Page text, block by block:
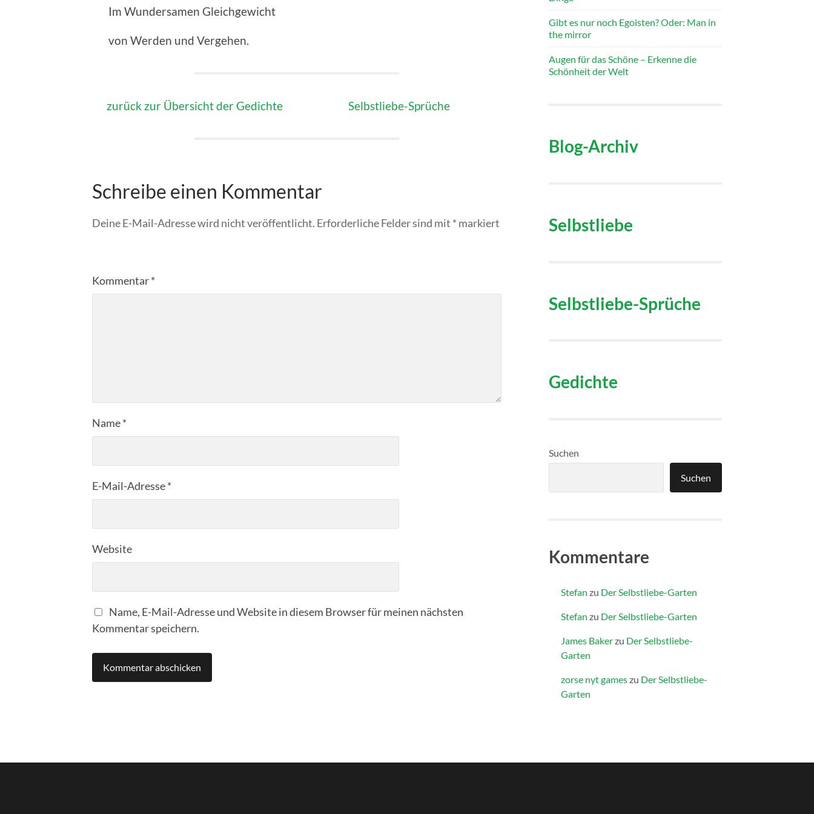
Im Wundersamen Gleichgewicht
von Werden und Vergehen.
zurück zur Übersicht der Gedichte Selbstliebe-Sprüche
Schreibe einen Kommentar
Deine E-Mail-Adresse wird nicht veröffentlicht. Erforderliche Felder sind mit * markiert
Kommentar*
Name*
E-Mail-Adresse*
Website
Name, E-Mail-Adresse und Website in diesem Browser für meinen nächsten
Kommentar speichern.
Gibt es nur noch Egoisten? Oder: Man in
the mirror
Augen für das Schöne – Erkenne die
Schönheit der Welt
Blog-Archiv
Selbstliebe
Selbstliebe-Sprüche
Gedichte
Suchen
Suchen
Kommentare
Stefan zu Der Selbstliebe-Garten
Stefan zu Der Selbstliebe-Garten
James Bakerzu Der Selbstliebe-
Garten
zorse nyt gameszu Der Selbstliebe-
Garten